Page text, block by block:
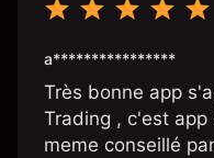
a****************
Très bonne app
Trading , c'est
meme conseillé